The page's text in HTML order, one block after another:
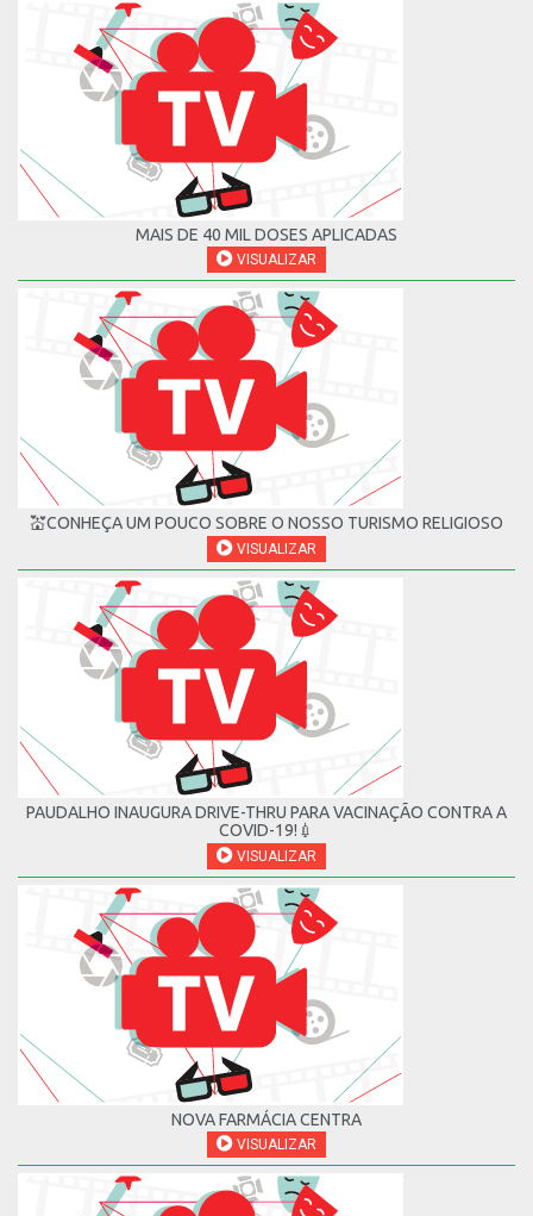
MAIS DE 40 MIL DOSES APLICADAS
VISUALIZAR
💒CONHEÇA UM POUCO SOBRE O NOSSO TURISMO RELIGIOSO
VISUALIZAR
PAUDALHO INAUGURA DRIVE-THRU PARA VACINAÇÃO CONTRA A
COVID-19!💉
VISUALIZAR
NOVA FARMÁCIA CENTRA
VISUALIZAR